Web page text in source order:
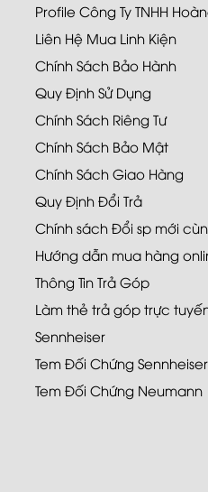
Profile Công Ty TNHH
Liên Hệ Mua Linh Kiện
Chính Sách Bảo Hành
Quy Định Sử Dụng
Chính Sách Riêng Tư
Chính Sách Bảo Mật
Chính Sách Giao Hàng
Quy Định Đổi Trả
Chính sách Đổi sp mới
Hướng dẫn mua hàng
Thông Tin Trả Góp
Làm thẻ trả góp trực
Sennheiser
Tem Đối Chứng Sennheiser
Tem Đối Chứng Neumann